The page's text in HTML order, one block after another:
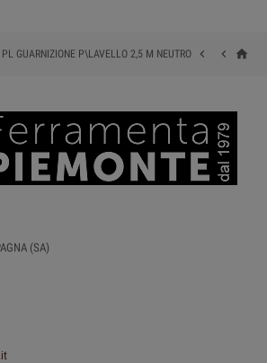
home


PL GUARNIZIONE P\LAVELLO 2,5 M NEUTRO
(SA)